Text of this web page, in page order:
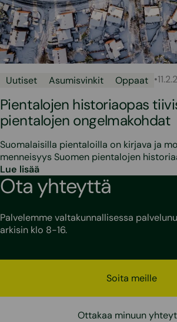
Uutiset Asumisvinkit Oppaat •
Pientalojen historiaopas
pientalojen ongelmakohdat
Suomalaisilla pientaloilla on kirjava ja
menneisyys Suomen pientalojen
Lue lisää
Ota yhteyttä
Palvelemme valtakunnallisessa
arkisin klo 8-16.
Soita meille
Ottakaa minuun